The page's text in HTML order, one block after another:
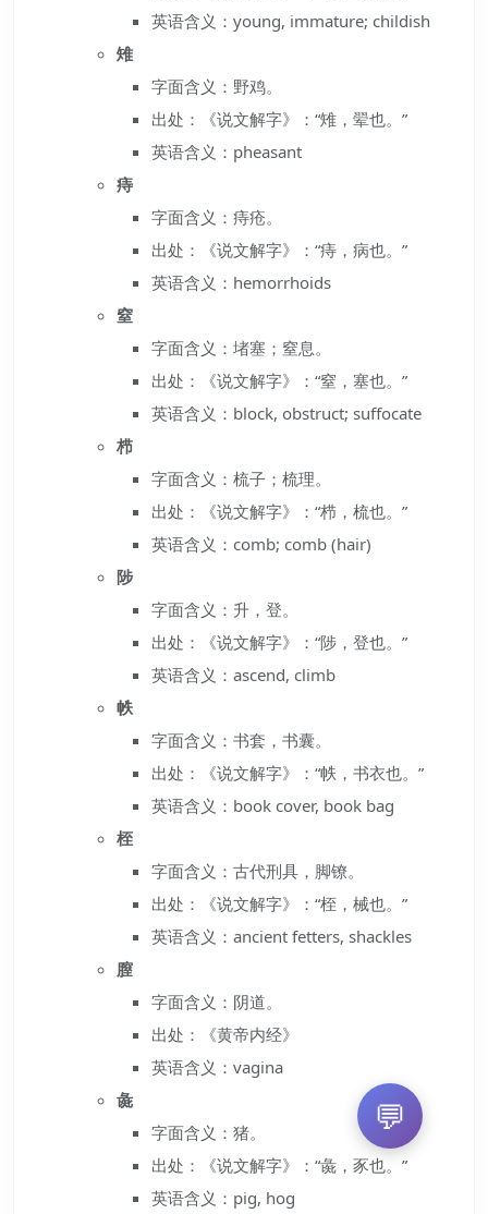
英语含义：young, immature; childish
雉
字面含义：野鸡。
出处：《说文解字》：“雉，翚也。”
英语含义：pheasant
痔
字面含义：痔疮。
出处：《说文解字》：“痔，病也。”
英语含义：hemorrhoids
窒
字面含义：堵塞；窒息。
出处：《说文解字》：“窒，塞也。”
英语含义：block, obstruct; suffocate
栉
字面含义：梳子；梳理。
出处：《说文解字》：“栉，梳也。”
英语含义：comb; comb (hair)
陟
字面含义：升，登。
出处：《说文解字》：“陟，登也。”
英语含义：ascend, climb
帙
字面含义：书套，书囊。
出处：《说文解字》：“帙，书衣也。”
英语含义：book cover, book bag
桎
字面含义：古代刑具，脚镣。
出处：《说文解字》：“桎，械也。”
英语含义：ancient fetters, shackles
膣
字面含义：阴道。
出处：《黄帝内经》
英语含义：vagina
彘
字面含义：猪。
出处：《说文解字》：“彘，豕也。”
英语含义：pig, hog
💬